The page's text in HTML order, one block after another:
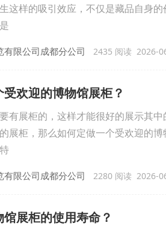
这样的吸引效应，不仅是藏品自身
有限公司成都分公司 2435 阅读 2026-
欢迎的博物馆展柜？
有展柜的，这样才能很好的展示其
展柜，那么如何定做一个受欢迎的
有限公司成都分公司 2280 阅读 2026-
展柜的使用寿命？